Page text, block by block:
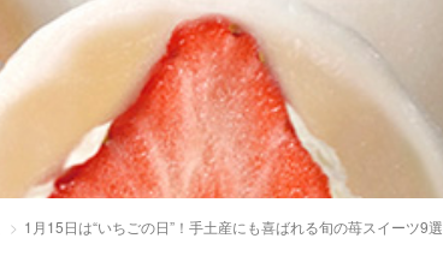
1月15日は“いちごの日”！手土産にも喜ばれる旬の苺スイーツ9選